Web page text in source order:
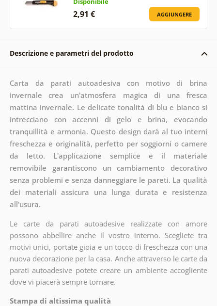
2,91 € AGGIUNGERE
Descrizione e parametri del prodotto
Carta da parati autoadesiva con motivo di brina
invernale crea un'atmosfera magica di una fresca
mattina invernale. Le delicate tonalità di blu e bianco si
intrecciano con accenni di gelo e brina, evocando
tranquillità e armonia. Questo design darà al tuo interni
freschezza e originalità, perfetto per soggiorni o camere
da letto. L'applicazione semplice e il materiale
removibile garantiscono un cambiamento decorativo
senza problemi e senza danneggiare le pareti. La qualità
dei materiali assicura una lunga durata e resistenza
all'usura.
Le carte da parati autoadesive realizzate con amore
possono abbellire anche il vostro interno. Scegliete tra
motivi unici, portate gioia e un tocco di freschezza con una
nuova decorazione per la casa. Anche attraverso le carte da
parati autoadesive potete creare un ambiente accogliente
dove vi piacerà sempre tornare.
Stampa di altissima qualità